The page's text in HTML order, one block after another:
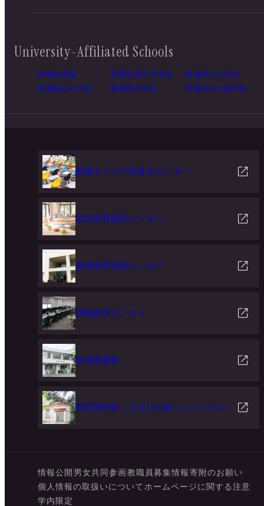
University-Affiliated Schools
附属幼稚園 附属京都小中学校
附属桃山小学校
附属桃山中学校
附属高等学校 附属特別支援学校
教職キャリア高度化センター
総合教育臨床センター
環境教育実践センター
情報処理センター
附属図書館
教育資料館（まなびの森ミュージアム）
情報公開 男女共同参画教職員募集情報寄附のお願い
個人情報の取扱いについて ホームページに関する注意
学内限定